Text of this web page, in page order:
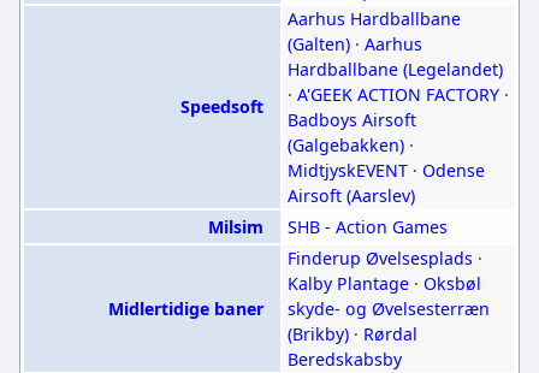
Speedsoft
Aarhus Hardballbane
(Galten)· Aarhus
Hardballbane (Legelandet)
· A'GEEK ACTION FACTORY·
Badboys Airsoft
(Galgebakken)·
MidtjyskEVENT· Odense
Airsoft (Aarslev)
Milsim
SHB - Action Games
Midlertidige baner
Finderup Øvelsesplads ·
Kalby Plantage· Oksbøl
skyde- og Øvelsesterræn
(Brikby)· Rørdal
Beredskabsby